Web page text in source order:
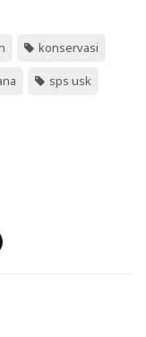
konservasi
sps usk